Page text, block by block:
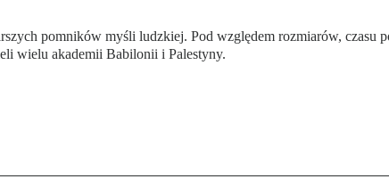
pomników myśli ludzkiej. Pod względem rozmiarów, czasu
wielu akademii Babilonii i Palestyny.